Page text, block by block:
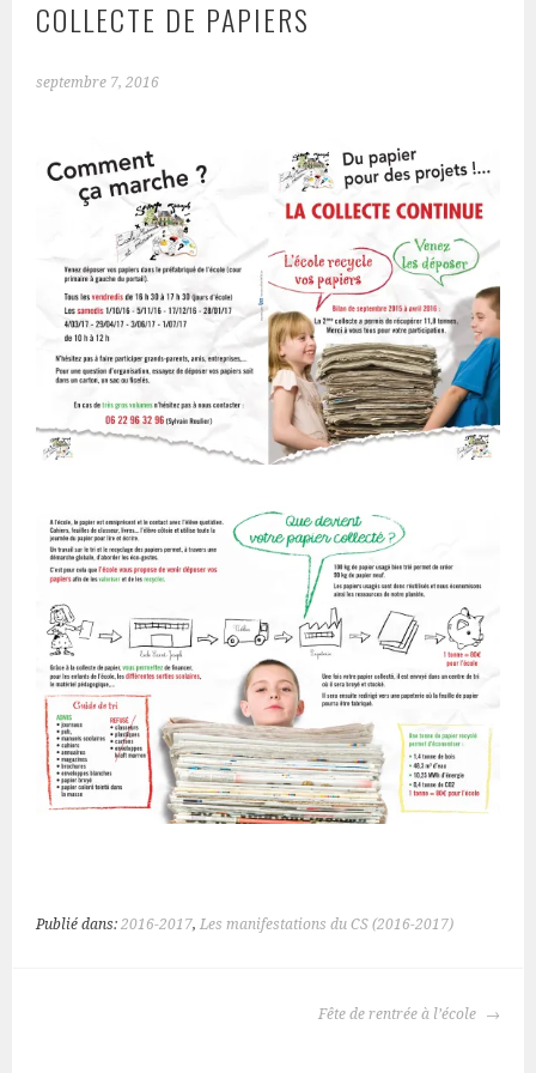
COLLECTE DE PAPIERS
septembre 7, 2016
Publié dans:2016-2017, Les manifestations du CS (2016-2017)
Fête de rentrée à l’école